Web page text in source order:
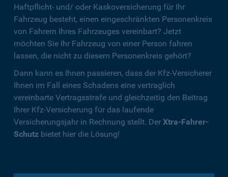
Haftpflicht- und/ oder Kaskoversicherung für Ihr
Fahrzeug besteht, einen eingeschränkten Personenkreis
von Fahrern Ihres Fahrzeuges vereinbart? Jetzt
möchten Sie Ihr Fahrzeug von einer Person fahren
lassen, die nicht zu diesem Personenkreis gehört?
Dann kann es Ihnen passieren, dass der Kfz-Versicherer
Ihnen im Fall eines Schadens eine vertraglich
vereinbarte Vertragsstrafe und gleichzeitig den Beitrag
Ihrer Kfz-Versicherung für das laufende
Versicherungsjahr in Rechnung stellt. Der Xtra-Fahrer-
Schutz bietet hier die Lösung!